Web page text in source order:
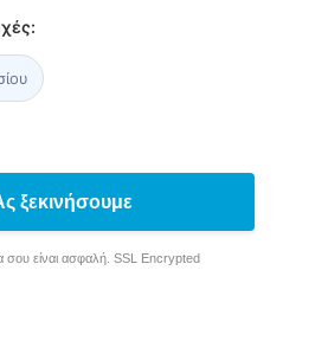
ξεκινήσουμε
σου είναι ασφαλή. SSL Encrypted